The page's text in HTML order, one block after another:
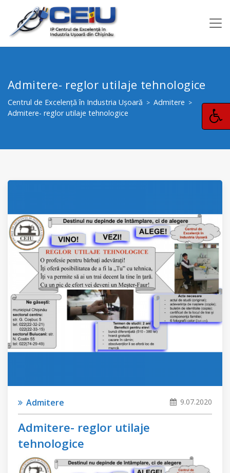
Admitere- reglor utilaje tehnologice
Centrul de Excelență în Industria Ușoară > Admitere >
Admitere- reglor utilaje tehnologice
Admitere 9.07.2020
Admitere- reglor utilaje
tehnologice